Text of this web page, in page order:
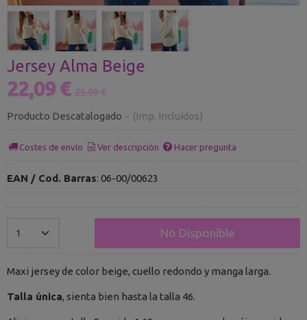
Jersey Alma Beige
22,09 € 25,99 €
Producto Descatalogado - (Imp. Incluidos)
Costes de envío Ver descripción Hacer pregunta
EAN / Cod. Barras: 06-00/00623
No Disponible
Maxi jersey de color beige, cuello redondo y manga larga.
Talla única, sienta bien hasta la talla 46.